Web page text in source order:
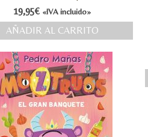
19,95€ «IVA incluido»
AÑADIR AL CARRITO